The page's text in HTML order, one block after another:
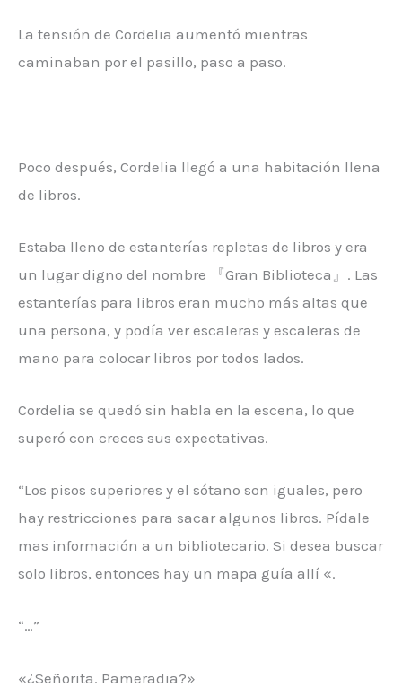
La tensión de Cordelia aumentó mientras
caminaban por el pasillo, paso a paso.
Poco después, Cordelia llegó a una habitación llena
de libros.
Estaba lleno de estanterías repletas de libros y era
un lugar digno del nombre 『Gran Biblioteca』. Las
estanterías para libros eran mucho más altas que
una persona, y podía ver escaleras y escaleras de
mano para colocar libros por todos lados.
Cordelia se quedó sin habla en la escena, lo que
superó con creces sus expectativas.
“Los pisos superiores y el sótano son iguales, pero
hay restricciones para sacar algunos libros. Pídale
mas información a un bibliotecario. Si desea buscar
solo libros, entonces hay un mapa guía allí «.
“…”
«¿Señorita. Pameradia?»